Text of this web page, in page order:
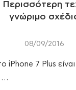
Περισσότερη
γνώριμο
08/09/2016
iPhone 7 Plus
…